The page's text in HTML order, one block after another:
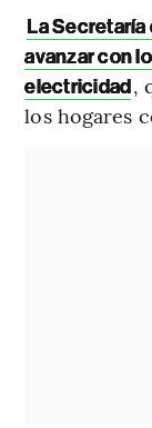
La Secretaría
avanzar con
electricidad,
los hogares